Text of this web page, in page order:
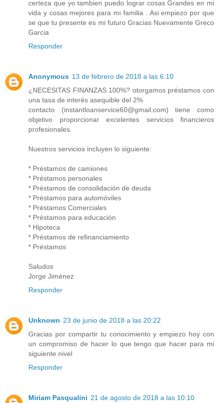
certeza que yo tambien puedo lograr cosas Grandes en mi
vida y cosas mejores para mi familia . Asi empiezo por que
se que tu presente es mi futuro Gracias Nuevamente Greco
Garcia
Responder
Anonymous 13 de febrero de 2018 a las 6:10
¿NECESITAS FINANZAS 100%? otorgamos préstamos con
una tasa de interés asequible del 2%
contacto (instantloanservice60@gmail.com) tiene como
objetivo proporcionar excelentes servicios financieros
profesionales.
Nuestros servicios incluyen lo siguiente:
* Préstamos de camiones
* Préstamos personales
* Préstamos de consolidación de deuda
* Préstamos para automóviles
* Préstamos Comerciales
* Préstamos para educación
* Hipoteca
* Préstamos de refinanciamiento
* Préstamos
Saludos
Jorge Jiménez
Responder
Unknown 23 de junio de 2018 a las 20:22
Gracias por compartir tu conocimiento y empiezo hoy con
un compromiso de hacer lo que tengo que hacer para mi
siguiente nivel
Responder
Miriam Pasqualini 21 de agosto de 2018 a las 10:10